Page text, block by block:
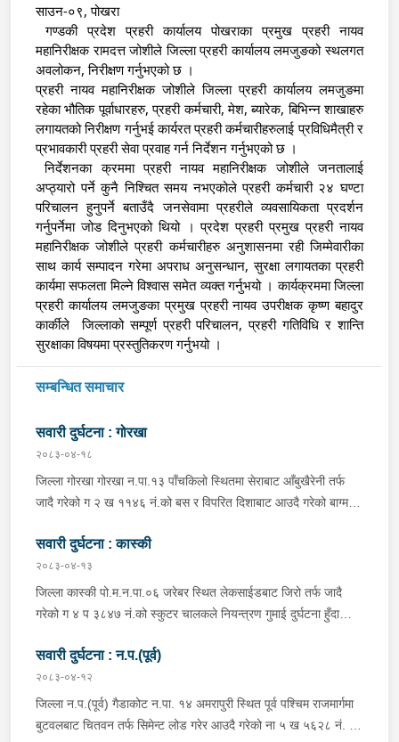
साउन-०९, पोखरा
गण्डकी प्रदेश प्रहरी कार्यालय पोखराका प्रमुख प्रहरी नायव
महानिरीक्षक रामदत्त जोशीले जिल्ला प्रहरी कार्यालय लमजुङको स्थलगत
अवलोकन, निरीक्षण गर्नुभएको छ ।
प्रहरी नायव महानिरीक्षक जोशीले जिल्ला प्रहरी कार्यालय लमजुङमा
रहेका भौतिक पूर्वाधारहरु, प्रहरी कर्मचारी, मेश, ब्यारेक, बिभिन्न शाखाहरु
लगायतको निरीक्षण गर्नुभई कार्यरत प्रहरी कर्मचारीहरुलाई प्रविधिमैत्री र
प्रभावकारी प्रहरी सेवा प्रवाह गर्न निर्देशन गर्नुभएको छ ।
निर्देशनका क्रममा प्रहरी नायव महानिरीक्षक जोशीले जनतालाई
अप्ठ्यारो पर्ने कुनै निश्चित समय नभएकोले प्रहरी कर्मचारी २४ घण्टा
परिचालन हुनुपर्ने बताउँदै जनसेवामा प्रहरीले व्यवसायिकता प्रदर्शन
गर्नुपर्नेमा जोड दिनुभएको थियो । प्रदेश प्रहरी प्रमुख प्रहरी नायव
महानिरीक्षक जोशीले प्रहरी कर्मचारीहरु अनुशासनमा रही जिम्मेवारीका
साथ कार्य सम्पादन गरेमा अपराध अनुसन्धान, सुरक्षा लगायतका प्रहरी
कार्यमा सफलता मिल्ने विश्वास समेत व्यक्त गर्नुभयो । कार्यक्रममा जिल्ला
प्रहरी कार्यालय लमजुङका प्रमुख प्रहरी नायव उपरीक्षक कृष्ण बहादुर
कार्कीले  जिल्लाको सम्पूर्ण प्रहरी परिचालन, प्रहरी गतिविधि र शान्ति
सुरक्षाका विषयमा प्रस्तुतिकरण गर्नुभयो ।
सम्बन्धित समाचार
सवारी दुर्घटना : गोरखा
२०८३-०४-१८
जिल्ला गोरखा गोरखा न.पा.१३ पाँचकिलो स्थितमा सेराबाट आँबुखैरेनी तर्फ
जादै गरेको ग २ ख ११४६ नं.को बस र विपरित दिशाबाट आउदै गरेको बाग्मती
जिल्ला गोरखा सहिदलखन गा.पा.१ बक्राङ बस्ने वर्ष ३४ को विवश वि.क,
सवार वर्ष २७ को शंकर बिश्वकर्मा, शंकर वि.क को छोरी १५ महिनाकी प्रभा
विश्वकर्मा, बस चालक जिल्ला गोरखा पालुङटार न.पा.६ बस्ने वर्ष ३० को
मिलन गुरुङ. गोरखा न.पा.१३ देउराली बस्ने वर्ष ४२ को कृष्णा राम नराल
पठाएको ।
सवारी दुर्घटना : कास्की
२०८३-०४-१३
जिल्ला कास्की पो.म.न.पा.०६ जरेबर स्थित लेकसाईडबाट जिरो तर्फ जादै
गरेको ग ४ प ३८४७ नं.को स्कुटर चालकले नियन्त्रण गुमाई दुर्घटना हुँदा
अर्चलबोट बस्ने बर्ष २४ कि शान्ति नेपाली घाईते भई उपचारको लागि G.M.C
अस्पताल पठाइएको ।
सवारी दुर्घटना : न.प.(पूर्व)
२०८३-०४-१२
जिल्ला न.प.(पूर्व) गैडाकोट न.पा. १४ अमरापुरी स्थित पूर्व पश्चिम राजमार्गमा
बुटवलबाट चितवन तर्फ सिमेन्ट लोड गरेर आउदै गरेको ना ५ ख ५६२८ नं. को